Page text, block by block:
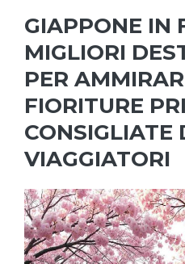
GIAPPONE IN
MIGLIORI
PER
FIORITURE
CONSIGLIATE
VIAGGIATORI